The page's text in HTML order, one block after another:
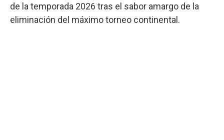
de la temporada 2026 tras el sabor amargo de la
eliminación del máximo torneo continental.